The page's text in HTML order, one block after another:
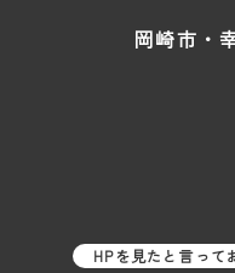
岡崎市・
HPを見たと言って